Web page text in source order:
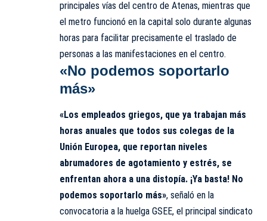
principales vías del centro de Atenas, mientras que
el metro funcionó en la capital solo durante algunas
horas para facilitar precisamente el traslado de
personas a las manifestaciones en el centro.
«No podemos soportarlo
más»
«Los empleados griegos, que ya trabajan más
horas anuales que todos sus colegas de la
Unión Europea, que reportan niveles
abrumadores de agotamiento y estrés, se
enfrentan ahora a una distopía. ¡Ya basta! No
podemos soportarlo más», señaló en la
convocatoria a la huelga GSEE, el principal sindicato